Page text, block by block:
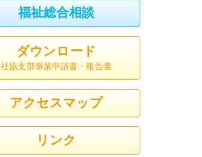
福祉総合相談
ダウンロード
社協支部事業申請書・報告書
アクセスマップ
リンク